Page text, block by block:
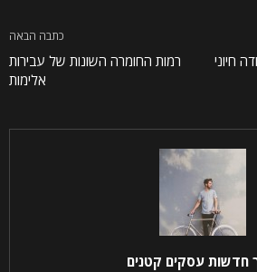
חיוני
כתבה הבאה
רמות החומרה השונות של עבירות
אלימות
חדשות עסקים קטנים